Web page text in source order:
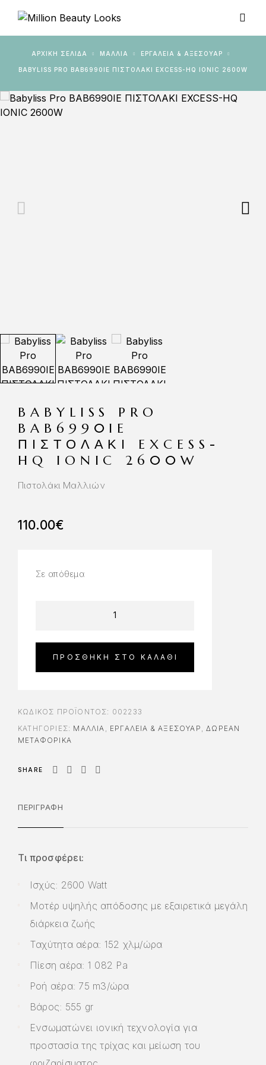
ΑΡΧΙΚΉ ΣΕΛΊΔΑ ΜΑΛΛΙΑ ΕΡΓΑΛΕΊΑ & AΞΕΣΟΥΆΡ
BABYLISS PRO BAB6990IE ΠΙΣΤΟΛΑΚΙ EXCESS-HQ IONIC 2600W
BABYLISS PRO
BAB6990IE
ΠΙΣΤΟΛΑΚΙ EXCESS-
HQ IONIC 2600W
Πιστολάκι Μαλλιών
110.00€
Σε απόθεμα
ΠΡΟΣΘΉΚΗ ΣΤΟ ΚΑΛΆΘΙ
ΚΩΔΙΚΌΣ ΠΡΟΪΌΝΤΟΣ: 002233
ΚΑΤΗΓΟΡΊΕΣ: ΜΑΛΛΙΑ ΕΡΓΑΛΕΊΑ & AΞΕΣΟΥΆΡ ,ΔΩΡΕΆΝ
ΜΕΤΑΦΟΡΙΚΆ
SHARE
ΠΕΡΙΓΡΑΦΉ
Τι προσφέρει:
Ισχύς: 2600 Watt
Μοτέρ υψηλής απόδοσης με εξαιρετικά μεγάλη
διάρκεια ζωής
Ταχύτητα αέρα: 152 χλμ/ώρα
Πίεση αέρα: 1 082 Pa
Ροή αέρα: 75 m3/ώρα
Βάρος: 555 gr
Ενσωματώνει ιονική τεχνολογία για
προστασία της τρίχας και μείωση του